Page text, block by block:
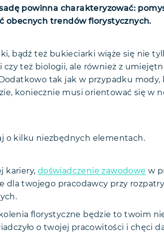
powinna charakteryzować:
obecnych trendów florystycznych.
bądź też bukieciarki wiąże się nie
też biologii, ale również z
tak jak w przypadku mody,
koniecznie musi orientować się w
o kilku niezbędnych elementach.
kariery, doświadczenie zawodowe w
dla twojego pracodawcy przy
florystyczne będzie to twoim
o twojej pracowitości i chęci